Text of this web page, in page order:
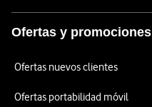
Ofertas y promociones
Ofertas nuevos clientes
Ofertas portabilidad móvil